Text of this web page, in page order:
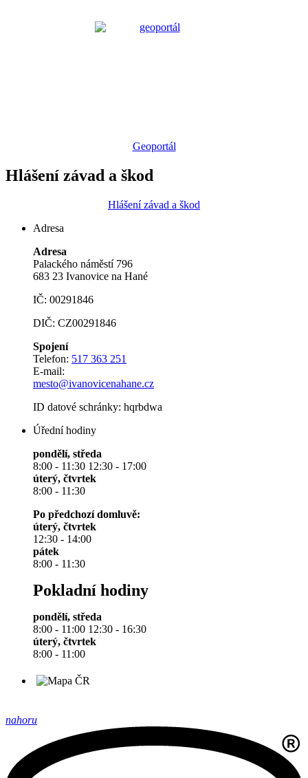
Geoportál
Hlášení závad a škod
Hlášení závad a škod
Adresa
Adresa
Palackého náměstí 796
683 23 Ivanovice na Hané
IČ: 00291846
DIČ: CZ00291846
Spojení
Telefon: 517 363 251
E-mail:
mesto@ivanovicenahane.cz
ID datové schránky: hqrbdwa
Úřední hodiny
pondělí, středa
8:00 - 11:30 12:30 - 17:00
úterý, čtvrtek
8:00 - 11:30
Po předchozí domluvě:
úterý, čtvrtek
12:30 - 14:00
pátek
8:00 - 11:30
Pokladní hodiny
pondělí, středa
8:00 - 11:00 12:30 - 16:30
úterý, čtvrtek
8:00 - 11:00
nahoru